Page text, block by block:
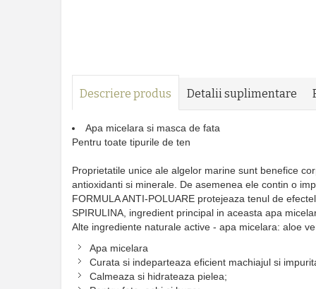
Descriere produs Detalii suplimentare
Apa micelara si masca de fata
Pentru toate tipurile de ten
Proprietatile unice ale algelor marine sunt benefice
antioxidanti si minerale. De asemenea ele contin o
FORMULA ANTI-POLUARE protejeaza tenul de
SPIRULINA, ingredient principal in aceasta apa
Alte ingrediente naturale active - apa micelara: aloe
Apa micelara
Curata si indeparteaza eficient machiajul si
Calmeaza si hidrateaza pielea;